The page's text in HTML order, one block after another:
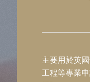
主要用於英
工程等專業